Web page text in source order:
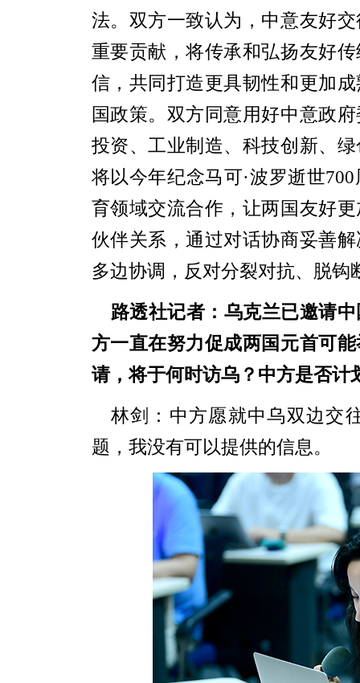
法。双方一致认为，中意友好
重要贡献，将传承和弘扬友好
信，共同打造更具韧性和更加
国政策。双方同意用好中意政
投资、工业制造、科技创新、
将以今年纪念马可·波罗逝世
育领域交流合作，让两国友好
伙伴关系，通过对话协商妥善
多边协调，反对分裂对抗、脱
路透社记者：乌克兰已邀请
方一直在努力促成两国元首可
请，将于何时访乌？中方是否计
林剑：中方愿就中乌双边交
题，我没有可以提供的信息。